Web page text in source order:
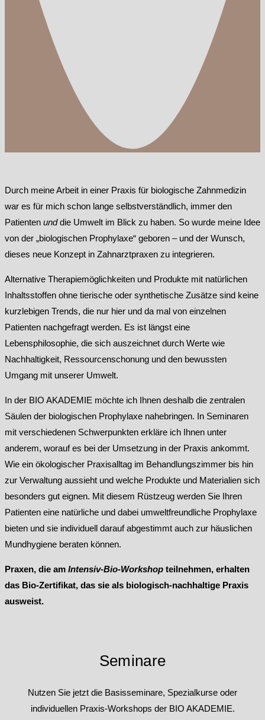
Durch meine Arbeit in einer Praxis für biologische Zahnmedizin
war es für mich schon lange selbstverständlich, immer den
Patienten unddie Umwelt im Blick zu haben. So wurde meine Idee
von der „biologischen Prophylaxe“ geboren – und der Wunsch,
dieses neue Konzept in Zahnarztpraxen zu integrieren.
Alternative Therapiemöglichkeiten und Produkte mit natürlichen
Inhaltsstoffen ohne tierische oder synthetische Zusätze sind keine
kurzlebigen Trends, die nur hier und da mal von einzelnen
Patienten nachgefragt werden. Es ist längst eine
Lebensphilosophie, die sich auszeichnet durch Werte wie
Nachhaltigkeit, Ressourcenschonung und den bewussten
Umgang mit unserer Umwelt.
In der BIO AKADEMIE möchte ich Ihnen deshalb die zentralen
Säulen der biologischen Prophylaxe nahebringen. In Seminaren
mit verschiedenen Schwerpunkten erkläre ich Ihnen unter
anderem, worauf es bei der Umsetzung in der Praxis ankommt.
Wie ein ökologischer Praxisalltag im Behandlungszimmer bis hin
zur Verwaltung aussieht und welche Produkte und Materialien sich
besonders gut eignen. Mit diesem Rüstzeug werden Sie Ihren
Patienten eine natürliche und dabei umweltfreundliche Prophylaxe
bieten und sie individuell darauf abgestimmt auch zur häuslichen
Mundhygiene beraten können.
Praxen, die am Intensiv-Bio-Workshop teilnehmen, erhalten
das Bio-Zertifikat, das sie als biologisch-nachhaltige Praxis
ausweist.
Seminare
Nutzen Sie jetzt die Basisseminare, Spezialkurse oder
individuellen Praxis-Workshops der BIO AKADEMIE.